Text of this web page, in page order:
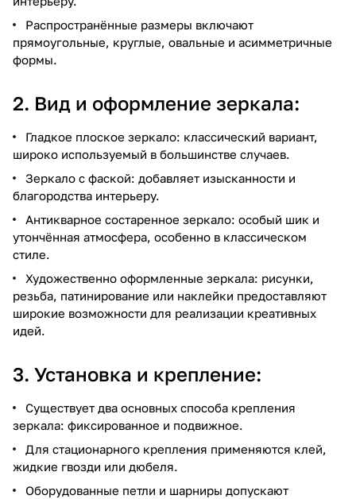
Распространённые размеры включают
прямоугольные, круглые, овальные и асимметричные
формы.
2. Вид и оформление зеркала:
Гладкое плоское зеркало: классический вариант,
широко используемый в большинстве случаев.
Зеркало с фаской: добавляет изысканности и
благородства интерьеру.
Антикварное состаренное зеркало: особый шик и
утончённая атмосфера, особенно в классическом
стиле.
Художественно оформленные зеркала: рисунки,
резьба, патинирование или наклейки предоставляют
широкие возможности для реализации креативных
идей.
3. Установка и крепление:
Существует два основных способа крепления
зеркала: фиксированное и подвижное.
Для стационарного крепления применяются клей,
жидкие гвозди или дюбеля.
Оборудованные петли и шарниры допускают